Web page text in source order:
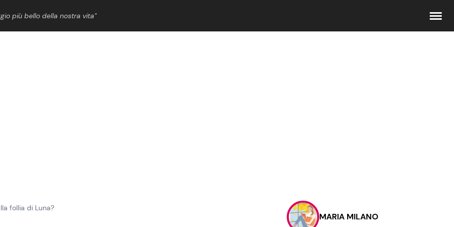
più bello della nostra vita”
Contattaci
Pubblicità
follia di Luna?
MARIA MILANO